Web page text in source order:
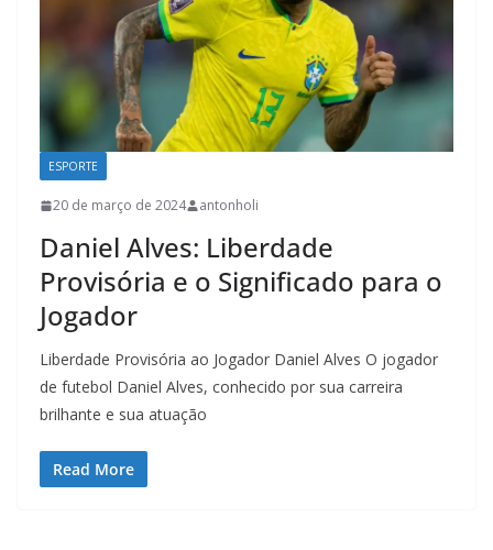
ESPORTE
20 de março de 2024 antonholi
Daniel Alves: Liberdade
Provisória e o Significado para o
Jogador
Liberdade Provisória ao Jogador Daniel Alves O jogador
de futebol Daniel Alves, conhecido por sua carreira
brilhante e sua atuação
Read More